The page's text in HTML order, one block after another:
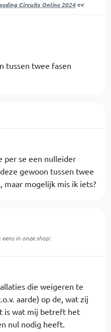
Circuits Online 2024<<
tussen twee fasen
per se een nulleider
gewoon tussen twee
maar mogelijk mis ik iets?
in onze shop:
die weigeren te
aarde) op de, wat zij
is wat mij betreft het
nul nodig heeft.